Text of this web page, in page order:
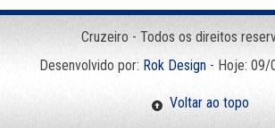
Cruzeiro - Todos os direitos
Desenvolvido por: Rok Design- Hoje: 09/
Voltar ao topo